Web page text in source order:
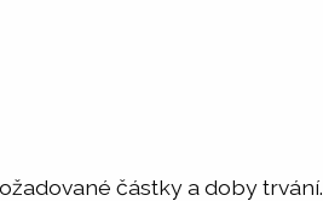
částky a doby trvání.